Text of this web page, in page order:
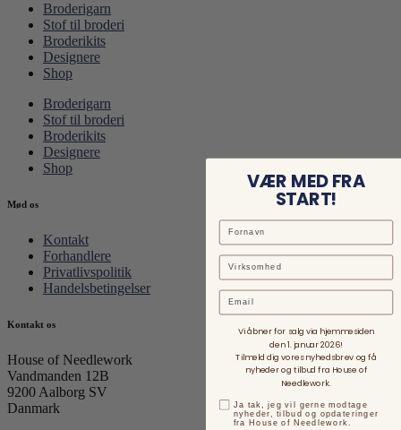
Broderigarn
Stof til broderi
Broderikits
Designere
Shop
Broderigarn
Stof til broderi
Broderikits
Designere
Shop
Mød os
Kontakt
Forhandlere
Privatlivspolitik
Handelsbetingelser
Kontakt os
House of Needlework
Vandmanden 12B
9200 Aalborg SV
Danmark
VÆR MED FRA
START!
Email
Vi åbner for salg via hjemmesiden
den 1. januar 2026!
Tilmeld dig vores nyhedsbrev og få
nyheder og tilbud fra House of
Needlework.
Ja tak, jeg vil gerne modtage
nyheder, tilbud og opdateringer
fra House of Needlework.